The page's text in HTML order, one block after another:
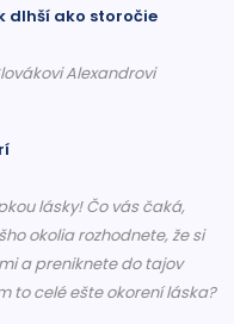
dlhší ako storočie
Alexandrovi
lásky! Čo vás čaká,
okolia rozhodnete, že si
a preniknete do tajov
to celé ešte okorení láska?